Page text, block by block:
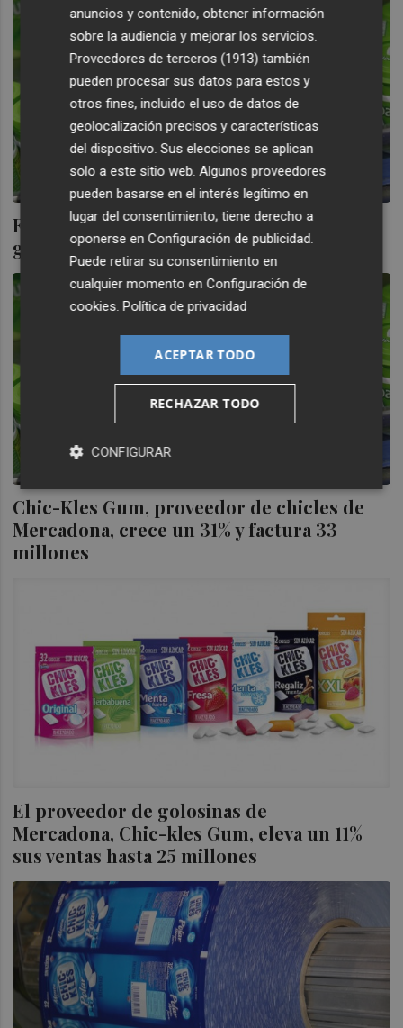
El fabricante de chicles de Mercadona
gana 1,4 millones en 2018, un 40 % más
Chic-Kles Gum, proveedor de chicles de
Mercadona, crece un 31% y factura 33
millones
El proveedor de golosinas de
Mercadona, Chic-kles Gum, eleva un 11%
sus ventas hasta 25 millones
anuncios y contenido, obtener información
sobre la audiencia y mejorar los servicios.
Proveedores de terceros (1913) también
pueden procesar sus datos para estos y
otros fines, incluido el uso de datos de
geolocalización precisos y características
del dispositivo. Sus elecciones se aplican
solo a este sitio web. Algunos proveedores
pueden basarse en el interés legítimo en
lugar del consentimiento; tiene derecho a
oponerse enConfiguración de publicidad.
Puede retirar su consentimiento en
cualquier momento enConfiguración de
cookies.Política de privacidad
ACEPTAR TODO
RECHAZAR TODO
CONFIGURAR